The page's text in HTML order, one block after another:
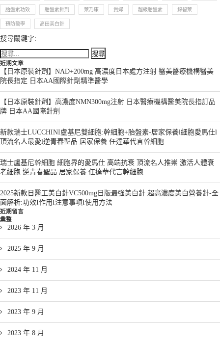
胎盤素功效 胎盤素針劑 萊乃康 貴婦 超級胎盤素 錦碧萊
預防醫學 高田美白針
搜尋關鍵字:
近期文章
【日本原裝針劑】NAD+200mg 高濃度日本處方注射 醫美醫療機構醫美
院長指定 日本AA國際針劑精準醫學
【日本原裝針劑】高濃度NMN300mg注射 日本醫療機構醫美院長指訂品
牌 日本AA國際針劑
新款瑞士LUCCHINI盧基尼雙細胞:幹細胞+胎盤素-居家保養l細胞愛馬仕l
頂流名人最愛l逆青春聖品 居家保養 任達華代言幹細胞
瑞士盧基尼幹細胞 細胞界的愛馬仕 高端抗衰 頂流名人推崇 激活人體衰
老細胞 逆青春聖品 居家保養 任達華代言幹細胞
2025新款日醫工美白針VC500mg日版最強美白針 超高濃度美白營養針-全
面解析:功效I作用I注意事項I使用方法
近期留言
彙整
2026 年 3 月
2025 年 9 月
2024 年 11 月
2023 年 11 月
2023 年 9 月
2023 年 8 月